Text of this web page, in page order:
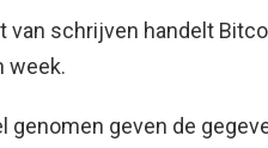
van schrijven handelt
week.
genomen geven de